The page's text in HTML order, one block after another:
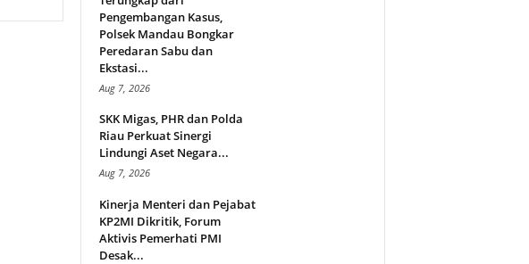
Pengembangan Kasus,
Polsek Mandau Bongkar
Peredaran Sabu dan
Ekstasi...
Aug 7, 2026
SKK Migas, PHR dan Polda
Riau Perkuat Sinergi
Lindungi Aset Negara...
Aug 7, 2026
Kinerja Menteri dan Pejabat
KP2MI Dikritik, Forum
Aktivis Pemerhati PMI
Desak...